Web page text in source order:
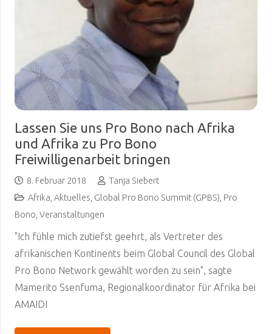
Lassen Sie uns Pro Bono nach Afrika
und Afrika zu Pro Bono
Freiwilligenarbeit bringen
8. Februar 2018
Tanja Siebert
Afrika, Aktuelles, Global Pro Bono Summit (GPBS), Pro
Bono, Veranstaltungen
"Ich fühle mich zutiefst geehrt, als Vertreter des
afrikanischen Kontinents beim Global Council des Global
Pro Bono Network gewählt worden zu sein", sagte
Mamerito Ssenfuma, Regionalkoordinator für Afrika bei
AMAIDI